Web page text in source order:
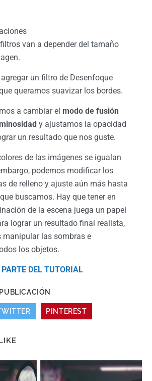
van a depender del tamaño
un filtro de Desenfoque
queramos suavizar los bordes.
a cambiar el modo de fusión
y ajustamos la opacidad
un resultado que nos guste.
de las imágenes se igualan
podemos modificar los
de relleno y ajuste aún más hasta
buscamos. Hay que tener en
de la escena juega un papel
lograr un resultado final realista,
manipular las sombras e
los objetos.
DEL TUTORIAL
PINTEREST